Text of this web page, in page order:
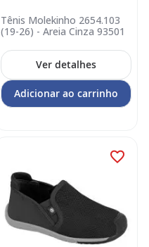
Tênis Molekinho 2654.103
(19-26) - Areia Cinza 93501
Ver detalhes
Adicionar ao carrinho